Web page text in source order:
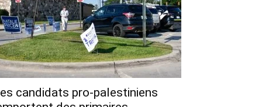
candidats pro-palestiniens